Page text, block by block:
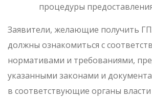
процедуры
Заявители, желающие получить
должны ознакомиться с
нормативами и требованиями,
указанными законами и
в соответствующие органы